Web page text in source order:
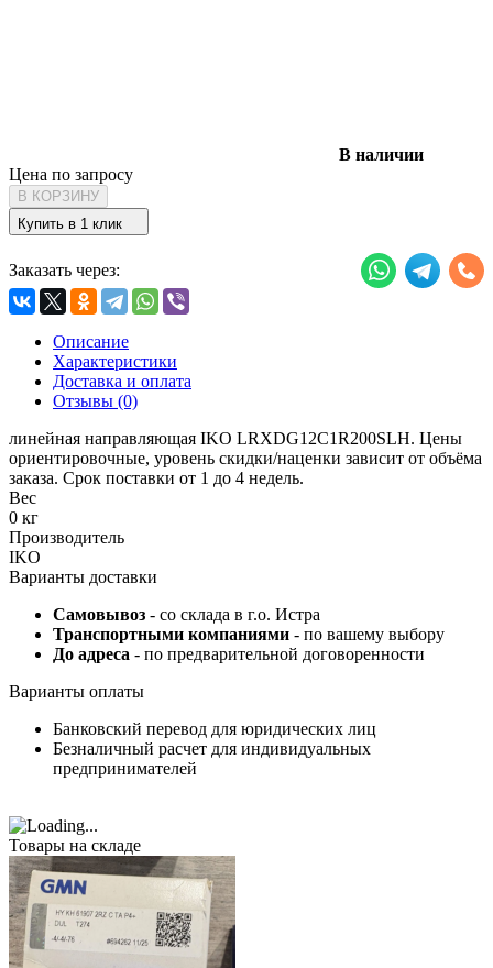
В наличии
Цена по запросу
В КОРЗИНУ
Купить в 1 клик
Заказать через:
Описание
Характеристики
Доставка и оплата
Отзывы (0)
линейная направляющая IKO LRXDG12C1R200SLH. Цены
ориентировочные, уровень скидки/наценки зависит от объёма
заказа. Срок поставки от 1 до 4 недель.
Вес
0 кг
Производитель
IKO
Варианты доставки
Самовывоз - со склада в г.о. Истра
Транспортными компаниями - по вашему выбору
До адреса - по предварительной договоренности
Варианты оплаты
Банковский перевод для юридических лиц
Безналичный расчет для индивидуальных
предпринимателей
Товары на складе